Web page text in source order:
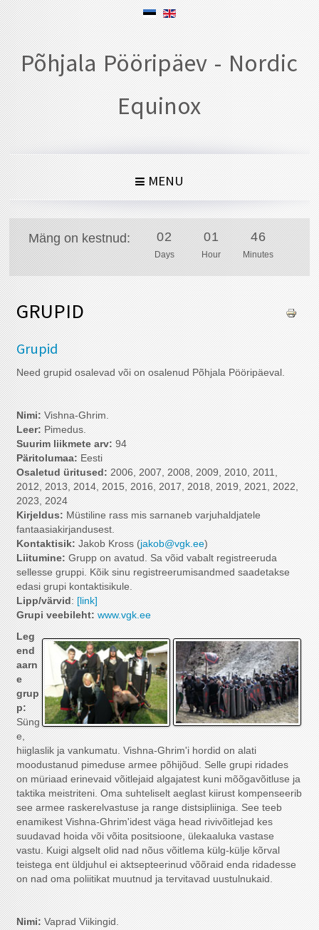
Põhjala Pööripäev - Nordic
Equinox
MENU
Mäng on kestnud:
02
Days
01
Hour
46
Minutes
GRUPID
Grupid
Need grupid osalevad või on osalenud Põhjala Pööripäeval.
Nimi:Vishna-Ghrim.
Leer:Pimedus.
Suurim liikmete arv: 94
Päritolumaa: Eesti
Osaletud üritused: 2006, 2007, 2008, 2009, 2010, 2011,
2012, 2013, 2014, 2015, 2016, 2017, 2018, 2019, 2021, 2022,
2023, 2024
Kirjeldus: Müstiline rass mis sarnaneb varjuhaldjatele
fantaasiakirjandusest.
Kontaktisik: Jakob Kross (jakob@vgk.ee)
Liitumine: Grupp on avatud. Sa võid vabalt registreeruda
sellesse gruppi. Kõik sinu registreerumisandmed saadetakse
edasi grupi kontaktisikule.
Lipp/värvid : [link]
Grupi veebileht: www.vgk.ee
Leg
end
aarn
e
grup
p:
Süng
e,
hiiglaslik ja vankumatu. Vishna-Ghrim'i hordid on alati
moodustanud pimeduse armee põhijõud. Selle grupi ridades
on müriaad erinevaid võitlejaid algajatest kuni mõõgavõitluse ja
taktika meistriteni. Oma suhteliselt aeglast kiirust kompenseerib
see armee raskerelvastuse ja range distsipliiniga. See teeb
enamikest Vishna-Ghrim'idest väga head rivivõitlejad kes
suudavad hoida või võita positsioone, ülekaaluka vastase
vastu. Kuigi algselt olid nad nõus võitlema külg-külje kõrval
teistega ent üldjuhul ei aktsepteerinud võõraid enda ridadesse
on nad oma poliitikat muutnud ja tervitavad uustulnukaid.
Nimi:Vaprad Viikingid.